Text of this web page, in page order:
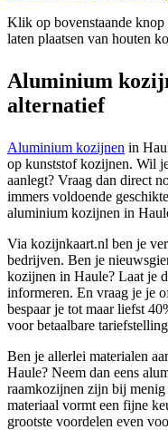
Klik op bovenstaande
laten plaatsen van houten
Aluminium
alternatief
Aluminium kozijnen in
op kunststof kozijnen. Wil
aanlegt? Vraag dan direct
immers voldoende
aluminium kozijnen in
Via kozijnkaart.nl ben je
bedrijven. Ben je
kozijnen in Haule? Laat je
informeren. En vraag je je
bespaar je tot maar liefst
voor betaalbare
Ben je allerlei materialen
Haule? Neem dan eens
raamkozijnen zijn bij
materiaal vormt een fijne
grootste voordelen even